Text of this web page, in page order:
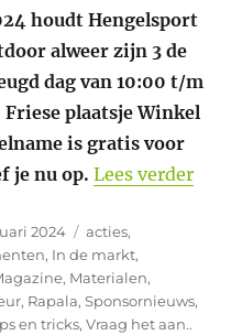
houdt Hengelsport
alweer zijn 3 de
dag van 10:00 t/m
plaatsje Winkel
is gratis voor
je nu op. Lees verder
2024 Categorieën
acties,
, In de markt,
, Materialen,
, Rapala,Sponsornieuws,
en tricks,Vraag het aan..